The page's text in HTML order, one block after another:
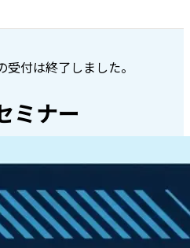
付は終了しました。
ミナー